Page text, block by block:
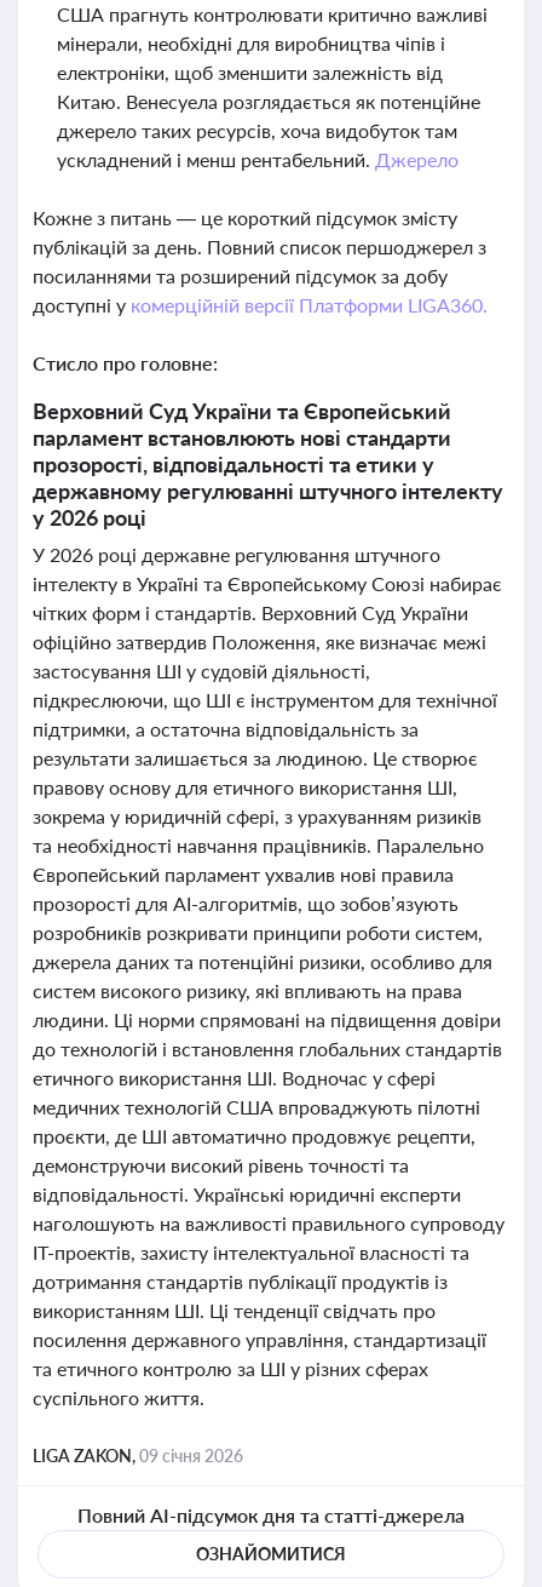
США прагнуть контролювати критично важливі
мінерали, необхідні для виробництва чіпів і
електроніки, щоб зменшити залежність від
Китаю. Венесуела розглядається як потенційне
джерело таких ресурсів, хоча видобуток там
ускладнений і менш рентабельний. Джерело
Кожне з питань — це короткий підсумок змісту
публікацій за день. Повний список першоджерел з
посиланнями та розширений підсумок за добу
доступні у комерційній версії Платформи LIGA360.
Стисло про головне:
Верховний Суд України та Європейський
парламент встановлюють нові стандарти
прозорості, відповідальності та етики у
державному регулюванні штучного інтелекту
у 2026 році
У 2026 році державне регулювання штучного
інтелекту в Україні та Європейському Союзі набирає
чітких форм і стандартів. Верховний Суд України
офіційно затвердив Положення, яке визначає межі
застосування ШІ у судовій діяльності,
підкреслюючи, що ШІ є інструментом для технічної
підтримки, а остаточна відповідальність за
результати залишається за людиною. Це створює
правову основу для етичного використання ШІ,
зокрема у юридичній сфері, з урахуванням ризиків
та необхідності навчання працівників. Паралельно
Європейський парламент ухвалив нові правила
прозорості для AI-алгоритмів, що зобов’язують
розробників розкривати принципи роботи систем,
джерела даних та потенційні ризики, особливо для
систем високого ризику, які впливають на права
людини. Ці норми спрямовані на підвищення довіри
до технологій і встановлення глобальних стандартів
етичного використання ШІ. Водночас у сфері
медичних технологій США впроваджують пілотні
проєкти, де ШІ автоматично продовжує рецепти,
демонструючи високий рівень точності та
відповідальності. Українські юридичні експерти
наголошують на важливості правильного супроводу
ІТ-проектів, захисту інтелектуальної власності та
дотримання стандартів публікації продуктів із
використанням ШІ. Ці тенденції свідчать про
посилення державного управління, стандартизації
та етичного контролю за ШІ у різних сферах
суспільного життя.
LIGA ZAKON,09 січня 2026
Повний AI-підсумок дня та статті-джерела
ОЗНАЙОМИТИСЯ